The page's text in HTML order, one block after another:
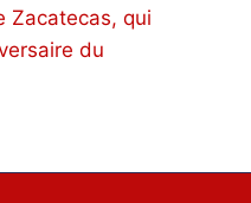
Zacatecas, qui
du